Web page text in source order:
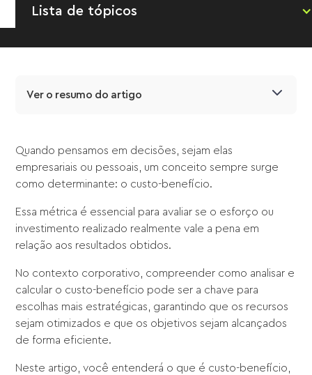
Lista de tópicos
Ver o resumo do artigo
Quando pensamos em decisões, sejam elas
empresariais ou pessoais, um conceito sempre surge
como determinante: o custo-benefício.
Essa métrica é essencial para avaliar se o esforço ou
investimento realizado realmente vale a pena em
relação aos resultados obtidos.
No contexto corporativo, compreender como analisar e
calcular o custo-benefício pode ser a chave para
escolhas mais estratégicas, garantindo que os recursos
sejam otimizados e que os objetivos sejam alcançados
de forma eficiente.
Neste artigo, você entenderá o que é custo-benefício,